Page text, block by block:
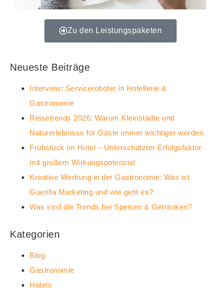
Zu den Leistungspaketen
Neueste Beiträge
Interview: Serviceroboter in Hotellerie &
Gastronomie
Reisetrends 2026: Warum Kleinstädte und
Naturerlebnisse für Gäste immer wichtiger werden
Frühstück im Hotel – Unterschätzter Erfolgsfaktor
mit großem Wirkungspotenzial
Kreative Werbung in der Gastronomie: Was ist
Guerilla Marketing und wie geht es?
Was sind die Trends bei Speisen & Getränken?
Kategorien
Blog
Gastronomie
Hotels